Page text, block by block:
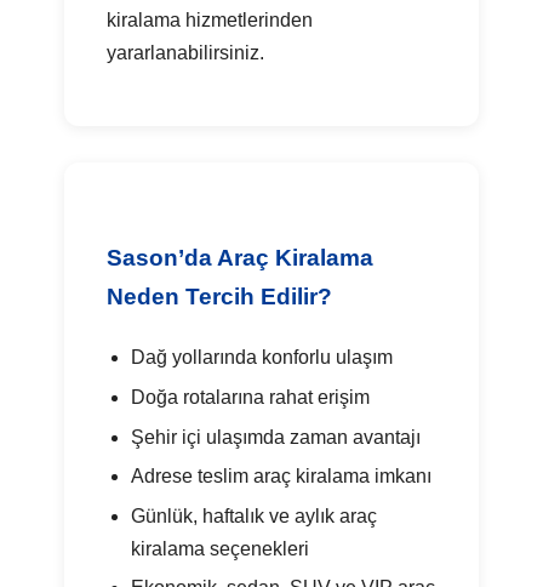
kiralama hizmetlerinden
yararlanabilirsiniz.
Sason’da Araç Kiralama
Neden Tercih Edilir?
Dağ yollarında konforlu ulaşım
Doğa rotalarına rahat erişim
Şehir içi ulaşımda zaman avantajı
Adrese teslim araç kiralama imkanı
Günlük, haftalık ve aylık araç
kiralama seçenekleri